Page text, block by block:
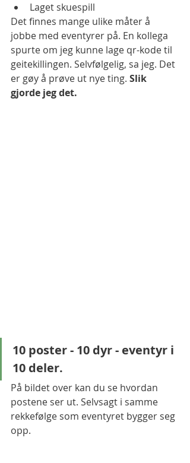
Laget skuespill
Det finnes mange ulike måter å
jobbe med eventyrer på. En kollega
spurte om jeg kunne lage qr-kode til
geitekillingen. Selvfølgelig, sa jeg. Det
er gøy å prøve ut nye ting. Slik
gjorde jeg det.
10 poster - 10 dyr - eventyr i
10 deler.
På bildet over kan du se hvordan
postene ser ut. Selvsagt i samme
rekkefølge som eventyret bygger seg
opp.